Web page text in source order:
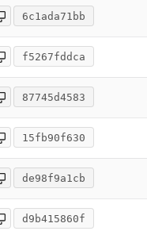
6c1ada71bb
f5267fddca
87745d4583
15fb90f630
de98f9a1cb
d9b415860f